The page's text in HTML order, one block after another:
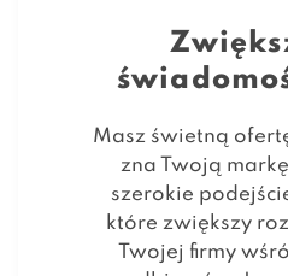
Masz świetną
zna Twoją
szerokie
które zwiększy
Twojej firmy